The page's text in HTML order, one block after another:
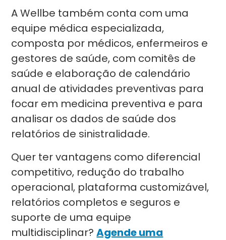
A Wellbe também conta com uma
equipe médica especializada,
composta por médicos, enfermeiros e
gestores de saúde, com comitês de
saúde e elaboração de calendário
anual de atividades preventivas para
focar em medicina preventiva e para
analisar os dados de saúde dos
relatórios de sinistralidade.
Quer ter vantagens como diferencial
competitivo, redução do trabalho
operacional, plataforma customizável,
relatórios completos e seguros e
suporte de uma equipe
multidisciplinar?Agende uma